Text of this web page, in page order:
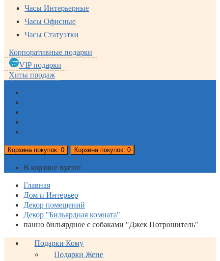
Часы Интерьерные
Часы Офисные
Часы Статуэтки
Корпоративные подарки
VIP подарки
Хиты продаж
Корзинапокупок: 0 Корзинапокупок: 0
В корзине пусто!
Главная
Дом и Интерьер
Декор помещений
Декор "Бильярдная комната"
панно бильярдное с собаками "Джек Потрошитель"
Подарки Кому
Подарки Жене